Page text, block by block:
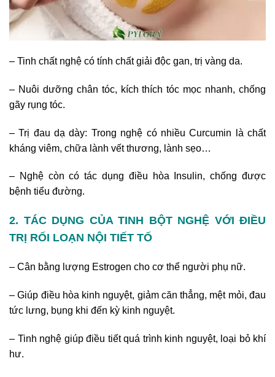
– Tinh chất nghệ có tính chất giải độc gan, trị vàng da.
– Nuôi dưỡng chân tóc, kích thích tóc mọc nhanh, chống
gãy rụng tóc.
– Trị đau dạ dày: Trong nghệ có nhiều Curcumin là chất
kháng viêm, chữa lành vết thương, lành sẹo…
– Nghệ còn có tác dụng điều hòa Insulin, chống được
bệnh tiểu đường.
2. TÁC DỤNG CỦA TINH BỘT NGHỆ VỚI ĐIỀU
TRỊ RỐI LOẠN NỘI TIẾT TỐ
– Cân bằng lượng Estrogen cho cơ thể người phụ nữ.
– Giúp điều hòa kinh nguyệt, giảm căn thẳng, mệt mỏi, đau
tức lưng, bụng khi đến kỳ kinh nguyệt.
– Tinh nghệ giúp điều tiết quá trình kinh nguyệt, loại bỏ khí
hư.